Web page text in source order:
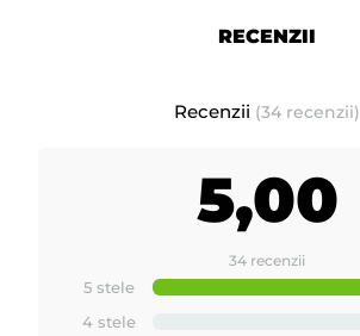
RECENZII
Recenzii (34 recenzii)
5,00
34 recenzii
5 stele
4 stele